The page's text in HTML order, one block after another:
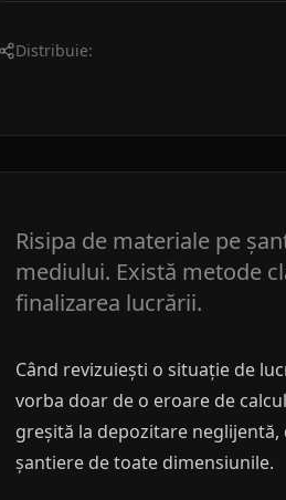
Distribuie:
Risipa de materiale pe
mediului. Există metode
finalizarea lucrării.
Când revizuiești o situație de
vorba doar de o eroare de
greșită la depozitare
șantiere de toate dimensiunile.